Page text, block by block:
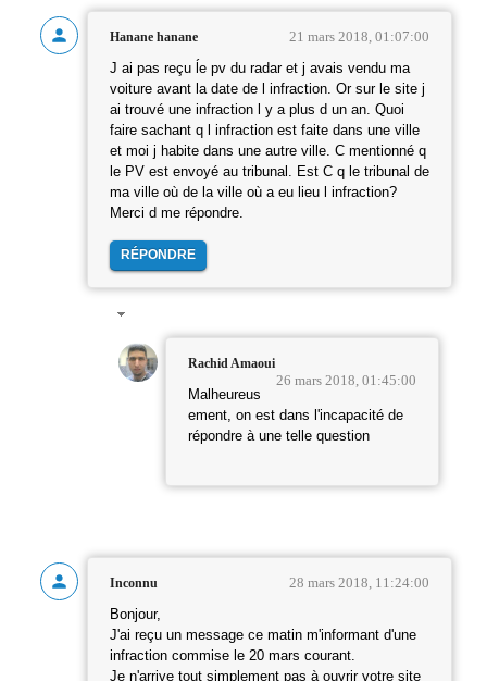
Hanane hanane 21 mars 2018, 01:07:00
J ai pas reçu ĺe pv du radar et j avais vendu ma
voiture avant la date de l infraction. Or sur le site j
ai trouvé une infraction l y a plus d un an. Quoi
faire sachant q l infraction est faite dans une ville
et moi j habite dans une autre ville. C mentionné q
le PV est envoyé au tribunal. Est C q le tribunal de
ma ville où de la ville où a eu lieu l infraction?
Merci d me répondre.
RÉPONDRE
Rachid Amaoui
26 mars 2018, 01:45:00
Malheureus
ement, on est dans l'incapacité de
répondre à une telle question
Inconnu 28 mars 2018, 11:24:00
Bonjour,
J'ai reçu un message ce matin m'informant d'une
infraction commise le 20 mars courant.
Je n'arrive tout simplement pas à ouvrir votre site